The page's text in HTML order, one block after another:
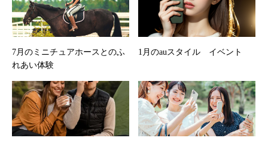
7月のミニチュアホースとのふ
れあい体験
1月のauスタイル イベント